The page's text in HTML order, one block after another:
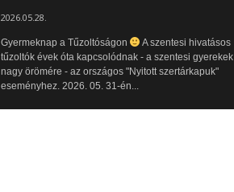
2026.05.28.
Gyermeknap a Tűzoltóságon
A szentesi hivatásos
tűzoltók évek óta kapcsolódnak - a szentesi gyerekek
nagy örömére - az országos "Nyitott szertárkapuk"
eseményhez. 2026. 05. 31-én...